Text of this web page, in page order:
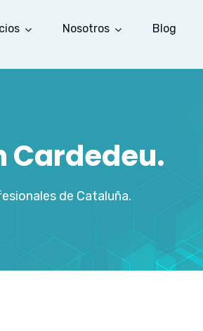
Nosotros Blog
Cardedeu.
de Cataluña.